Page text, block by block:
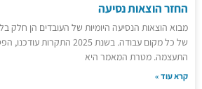
החזר הוצאות נסיעה
מבוא הוצאות הנסיעה היומיות של העובדים הן חלק
של כל מקום עבודה. בשנת 2025
התעצמה. מטרת המאמר היא
קרא עוד »